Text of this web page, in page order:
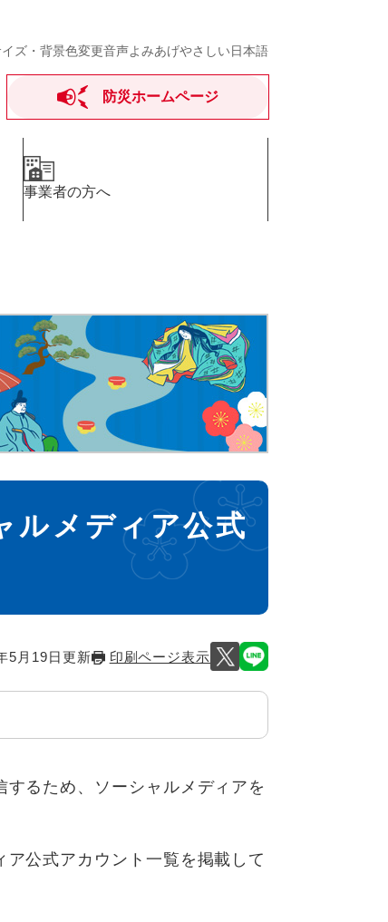
ズ・背景色変更音声よみあげやさしい日本語
防災ホームページ
事業者の方へ
ルメディア公式
5月19日更新 印刷ページ表示
るため、ソーシャルメディアを
公式アカウント一覧を掲載して